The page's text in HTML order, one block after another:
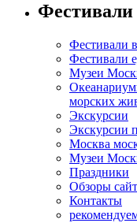
Фестивали
Фестивали
Фестивали
Музеи
морских
Экскурсии
Экскурсии
Москва
Музеи
Праздники
Обзоры
Контакты